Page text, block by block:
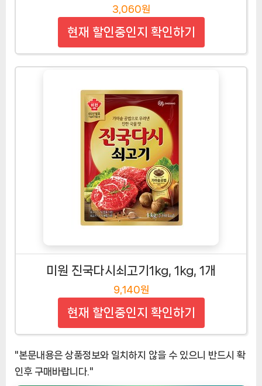
3,060원
현재 할인중인지 확인하기
미원 진국다시쇠고기1kg, 1kg, 1개
9,140원
현재 할인중인지 확인하기
"본문내용은 상품정보와 일치하지 않을 수 있으니 반드시 확
인후 구매바랍니다."